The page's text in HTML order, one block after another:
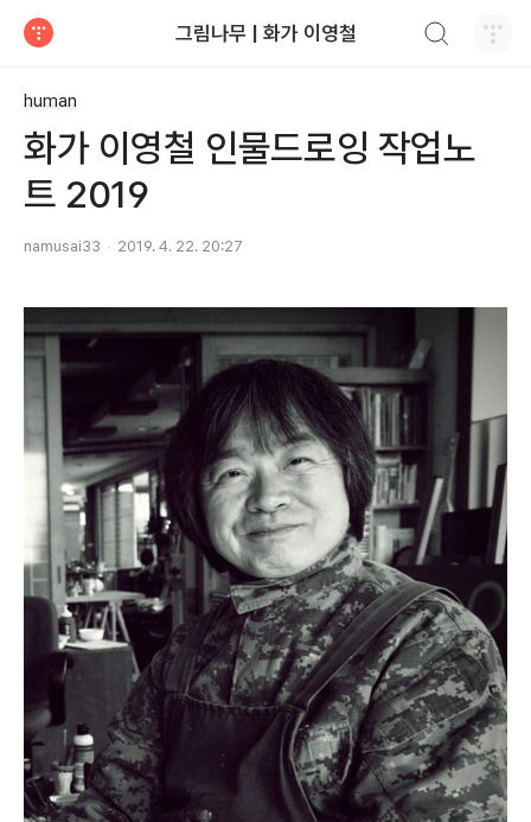
그림나무 | 화가 이영철
human
화가 이영철 인물드로잉 작업노
트 2019
namusai33 2019. 4. 22. 20:27